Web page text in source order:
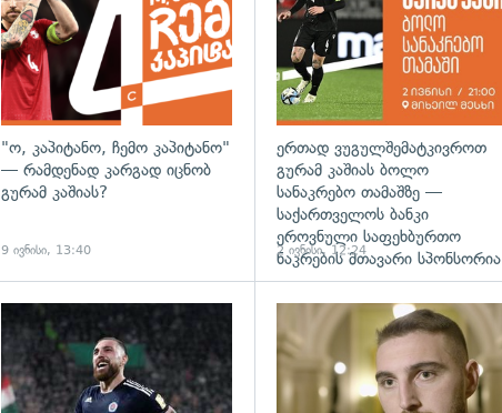
"ო, კაპიტანო, ჩემო კაპიტანო"
— რამდენად კარგად იცნობ
გურამ კაშიას?
9 ივნისი, 13:40
ერთად ვუგულშემატკივროთ
გურამ კაშიას ბოლო
სანაკრებო თამაშზე —
საქართველოს ბანკი
ეროვნული საფეხბურთო
ნაკრების მთავარი სპონსორია
2 ივნისი, 12:24
გადახედვა